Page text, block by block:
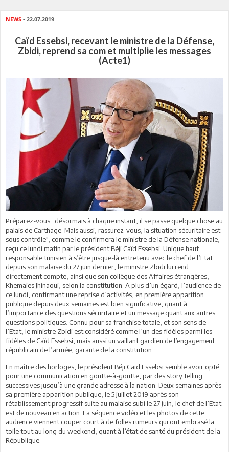
NEWS - 22.07.2019
Caïd Essebsi, recevant le ministre de la Défense,
Zbidi, reprend sa com et multiplie les messages
(Acte1)
Préparez-vous : désormais à chaque instant, il se passe quelque chose au
palais de Carthage. Mais aussi, rassurez-vous, la situation sécuritaire est
sous contrôle", comme le confirmera le ministre de la Défense nationale,
reçu ce lundi matin par le président Béji Caïd Essebsi. Unique haut
responsable tunisien à s’être jusque-là entretenu avec le chef de l’Etat
depuis son malaise du 27 juin dernier, le ministre Zbidi lui rend
directement compte, ainsi que son collègue des Affaires étrangères,
Khemaies Jhinaoui, selon la constitution. A plus d’un égard, l’audience de
ce lundi, confirmant une reprise d’activités, en première apparition
publique depuis deux semaines est bien significative, quant à
l’importance des questions sécuritaire et un message quant aux autres
questions politiques. Connu pour sa franchise totale, et son sens de
l’Etat, le ministre Zbidi est considéré comme l’un des fidèles parmi les
fidèles de Caïd Essebsi, mais aussi un vaillant gardien de l’engagement
républicain de l’armée, garante de la constitution.
En maître des horloges, le président Béji Caïd Essebsi semble avoir opté
pour une communication en goutte-à-goutte, par des story telling
successives jusqu’à une grande adresse à la nation. Deux semaines après
sa première apparition publique, le 5 juillet 2019 après son
rétablissement progressif suite au malaise subi le 27 juin, le chef de l’Etat
est de nouveau en action. La séquence vidéo et les photos de cette
audience viennent couper court à de folles rumeurs qui ont embrasé la
toile tout au long du weekend, quant à l’état de santé du président de la
République.